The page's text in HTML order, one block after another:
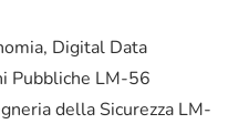
Digital Data
Pubbliche LM-56
della Sicurezza LM-